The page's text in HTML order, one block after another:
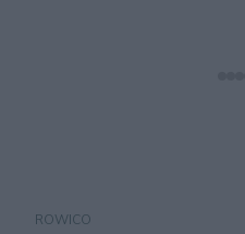
ROWICO